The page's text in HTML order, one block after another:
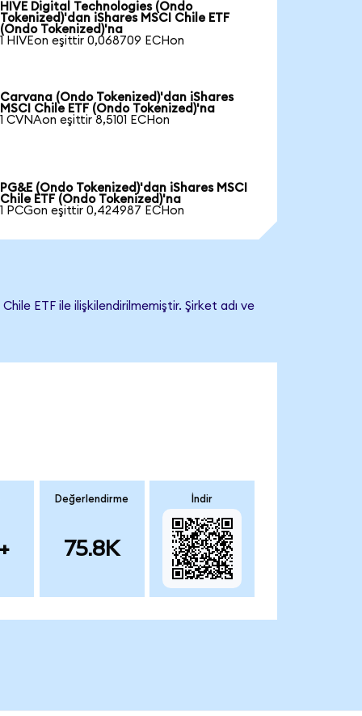
HIVE Digital Technologies (Ondo
Tokenized)'dan iShares MSCI Chile ETF
(Ondo Tokenized)'na
1 HIVEon eşittir 0,068709 ECHon
Carvana (Ondo Tokenized)'dan iShares
MSCI Chile ETF (Ondo Tokenized)'na
1 CVNAon eşittir 8,5101 ECHon
PG&E (Ondo Tokenized)'dan iShares MSCI
Chile ETF (Ondo Tokenized)'na
1 PCGon eşittir 0,424987 ECHon
ETF ile ilişkilendirilmemiştir. Şirket adı ve
Değerlendirme
75.8K
İndir